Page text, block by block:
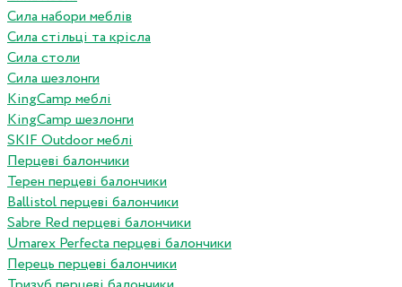
Сила набори меблів
Сила стільці та крісла
Сила столи
Сила шезлонги
KingCamp меблі
KingCamp шезлонги
SKIF Outdoor меблі
Перцеві балончики
Терен перцеві балончики
Ballistol перцеві балончики
Sabre Red перцеві балончики
Umarex Perfecta перцеві балончики
Перець перцеві балончики